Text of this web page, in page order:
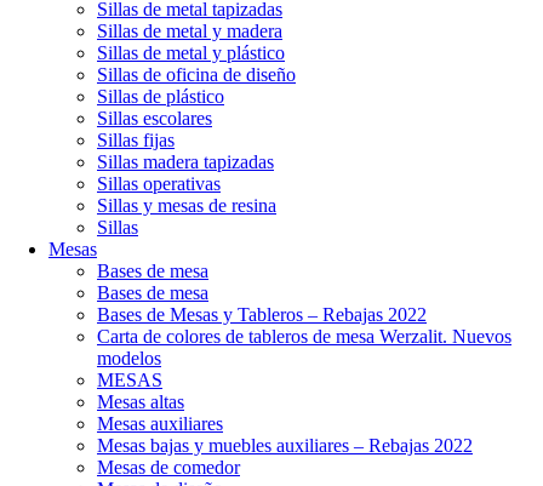
Sillas de metal tapizadas
Sillas de metal y madera
Sillas de metal y plástico
Sillas de oficina de diseño
Sillas de plástico
Sillas escolares
Sillas fijas
Sillas madera tapizadas
Sillas operativas
Sillas y mesas de resina
Sillas
Mesas
Bases de mesa
Bases de mesa
Bases de Mesas y Tableros – Rebajas 2022
Carta de colores de tableros de mesa Werzalit. Nuevos
modelos
MESAS
Mesas altas
Mesas auxiliares
Mesas bajas y muebles auxiliares – Rebajas 2022
Mesas de comedor